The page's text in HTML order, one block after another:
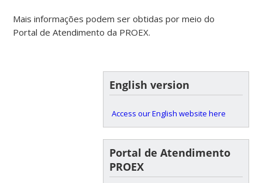
Mais informações podem ser obtidas por meio do
Portal de Atendimento da PROEX.
English version
Access our English website here
Portal de Atendimento
PROEX